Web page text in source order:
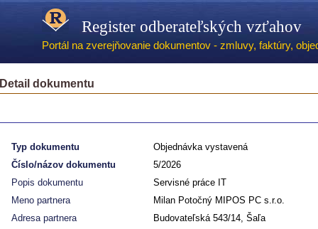
Register odberateľských vzťahov
Portál na zverejňovanie dokumentov - zmluvy, faktúry,
Detail dokumentu
Typ dokumentu
Objednávka vystavená
Číslo/názov dokumentu
5/2026
Popis dokumentu
Servisné práce IT
Meno partnera
Milan Potočný MIPOS PC s.r.o.
Adresa partnera
Budovateľská 543/14, Šaľa